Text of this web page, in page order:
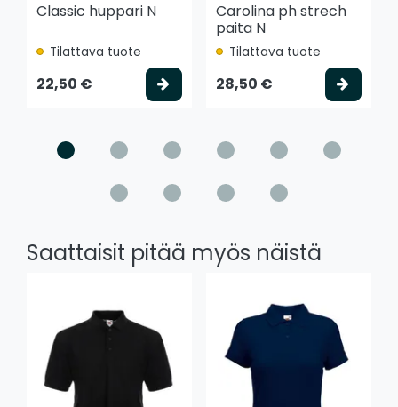
Classic huppari N
Tilattava tuote
22,50 € Valitse vaihtoehto
Carolina ph strech
paita N
Tilattava tuote
28,50 €
Saattaisit pitää myös näistä